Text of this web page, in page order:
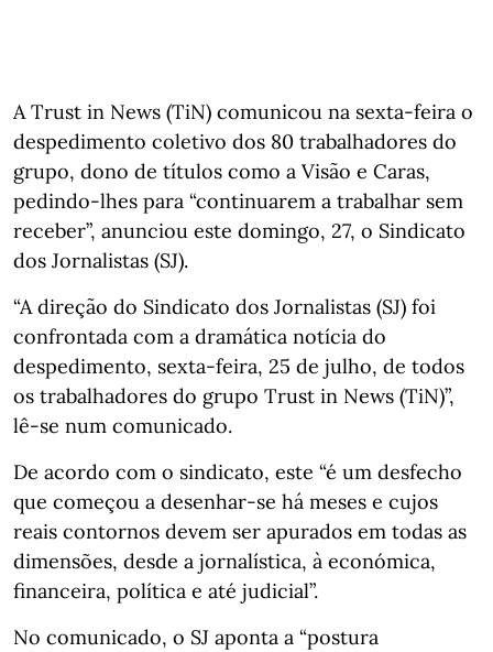
A Trust in News (TiN) comunicou na sexta-feira o
despedimento coletivo dos 80 trabalhadores do
grupo, dono de títulos como a Visão e Caras,
pedindo-lhes para “continuarem a trabalhar sem
receber”, anunciou este domingo, 27, o Sindicato
dos Jornalistas (SJ).
“A direção do Sindicato dos Jornalistas (SJ) foi
confrontada com a dramática notícia do
despedimento, sexta-feira, 25 de julho, de todos
os trabalhadores do grupo Trust in News (TiN)”,
lê-se num comunicado.
De acordo com o sindicato, este “é um desfecho
que começou a desenhar-se há meses e cujos
reais contornos devem ser apurados em todas as
dimensões, desde a jornalística, à económica,
financeira, política e até judicial”.
No comunicado, o SJ aponta a “postura